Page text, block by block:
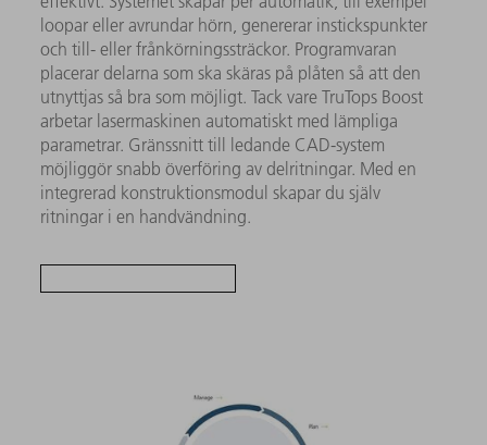
loopar eller avrundar hörn, genererar instickspunkter
och till- eller frånkörningssträckor. Programvaran
placerar delarna som ska skäras på plåten så att den
utnyttjas så bra som möjligt. Tack vare TruTops Boost
arbetar lasermaskinen automatiskt med lämpliga
parametrar. Gränssnitt till ledande CAD-system
möjliggör snabb överföring av delritningar. Med en
integrerad konstruktionsmodul skapar du själv
ritningar i en handvändning.